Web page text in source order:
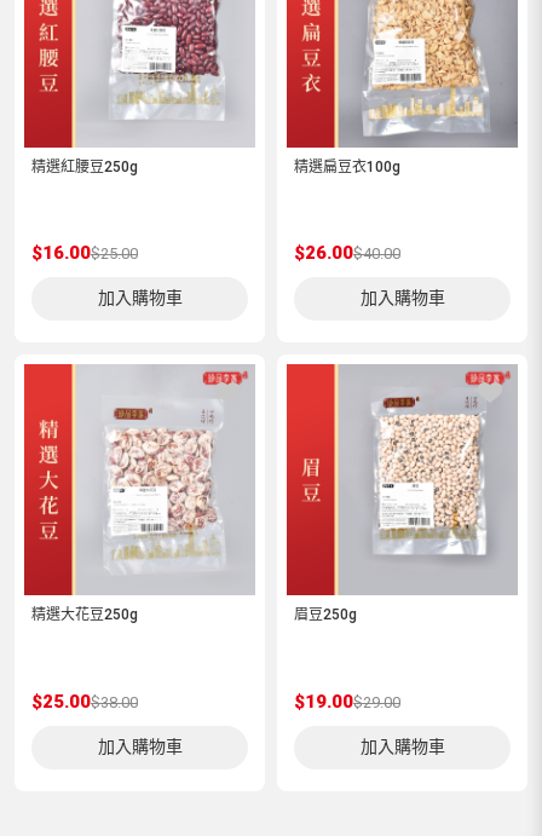
精選紅腰豆250g
$16.00$25.00
加入購物車
精選扁豆衣100g
$26.00$40.00
加入購物車
精選大花豆250g
$25.00$38.00
加入購物車
眉豆250g
$19.00$29.00
加入購物車